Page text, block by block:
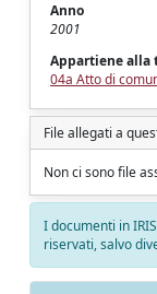
Anno
2001
Appartiene alla
04a Atto di
File allegati a
Non ci sono file
I documenti in
riservati, salvo